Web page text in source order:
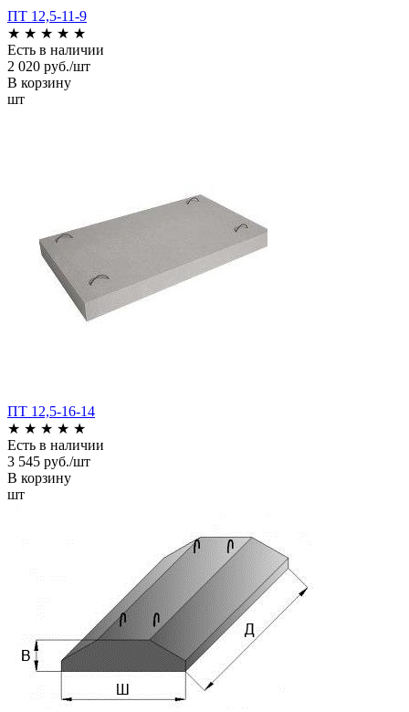
ПТ 12,5-11-9
★ ★ ★ ★ ★
Есть в наличии
2 020 руб./шт
В корзину
шт
ПТ 12,5-16-14
★ ★ ★ ★ ★
Есть в наличии
3 545 руб./шт
В корзину
шт